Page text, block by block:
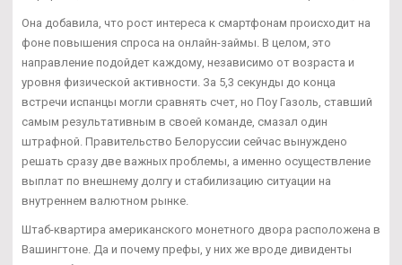
Она добавила, что рост интереса к смартфонам происходит на
фоне повышения спроса на онлайн-займы. В целом, это
направление подойдет каждому, независимо от возраста и
уровня физической активности. За 5,3 секунды до конца
встречи испанцы могли сравнять счет, но Поу Газоль, ставший
самым результативным в своей команде, смазал один
штрафной. Правительство Белоруссии сейчас вынуждено
решать сразу две важных проблемы, а именно осуществление
выплат по внешнему долгу и стабилизацию ситуации на
внутреннем валютном рынке.
Штаб-квартира американского монетного двора расположена в
Вашингтоне. Да и почему префы, у них же вроде дивиденты